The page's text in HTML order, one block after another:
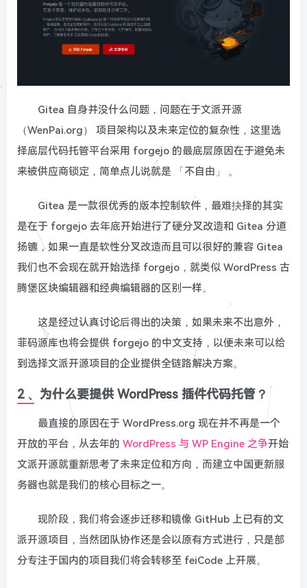
Gitea 自身并没什么问题，问题在于文派开源
（WenPai.org） 项目架构以及未来定位的复杂性，这里选
择底层代码托管平台采用 forgejo 的最底层原因在于避免未
来被供应商锁定，简单点儿说就是 「不自由」 。
Gitea 是一款很优秀的版本控制软件，最难抉择的其实
是在于 forgejo 去年底开始进行了硬分叉改造和 Gitea 分道
扬镳，如果一直是软性分叉改造而且可以很好的兼容 Gitea
我们也不会现在就开始选择 forgejo，就类似 WordPress 古
腾堡区块编辑器和经典编辑器的区别一样。
这是经过认真讨论后得出的决策，如果未来不出意外，
菲码源库也将会提供 forgejo 的中文支持，以便未来可以给
到选择文派开源项目的企业提供全链路解决方案。
2 、为什么要提供 WordPress 插件代码托管？
最直接的原因在于 WordPress.org 现在并不再是一个
开放的平台，从去年的 WordPress 与 WP Engine 之争开始
文派开源就重新思考了未来定位和方向，而建立中国更新服
务器也就是我们的核心目标之一。
现阶段，我们将会逐步迁移和镜像 GitHub 上已有的文
派开源项目，当然团队协作还是会以原有方式进行，只是部
分专注于国内的项目我们将会转移至 feiCode 上开展。